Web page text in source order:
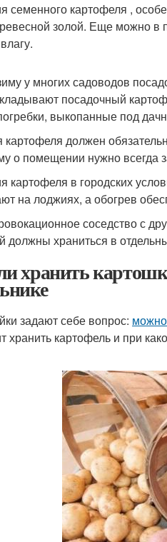
семенного картофеля ,
золой. Еще можно в
у многих садоводов
посадочный
выкопанные под
картофеля должен
о помещении нужно всегда
картофеля в городских
на лоджиях, а обогрев
соседство с
храниться в
хранить
задают себе вопрос:
хранить картофель и при